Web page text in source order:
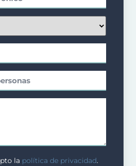
la política de privacidad.